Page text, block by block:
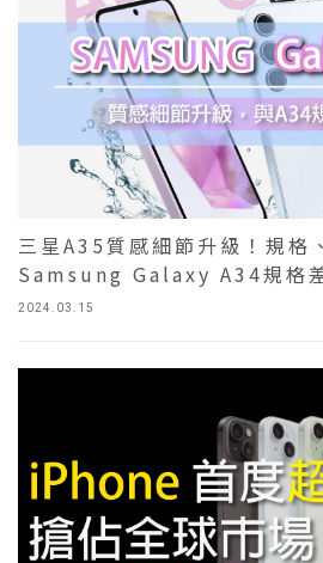
2024.03.15
三星A35質感細節升級！規格
Samsung Galaxy A34規格